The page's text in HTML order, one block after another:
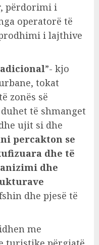
përdorimi i
operatorë të
i lajthive
”- kjo
tokat
zonës së
të shmanget
ujit si dhe
percakton se
dhe të
dhe
dhe pjesë të
me